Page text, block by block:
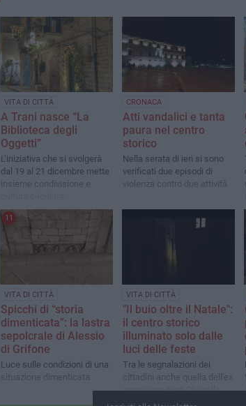
VITA DI CITTÀ
A Trani nasce “La
Biblioteca degli
Oggetti”
L’iniziativa che si svolgerà
dal 19 al 21 dicembre mette
insieme condivisione e
CRONACA
Atti vandalici e tanta
paura nel centro
storico
Nella serata di ieri si sono
verificati due episodi di
violenza contro due attività
11
VITA DI CITTÀ
Spicchi di “storia
dimenticata”: la lastra
sepolcrale di Alessio
di Grifone
Luce sulle condizioni di una
situazione dimenticata
VITA DI CITTÀ
"Il buio oltre il Natale":
il centro storico
illuminato solo dalle
luci delle feste
Tra le segnalazioni dei
cittadini anche quella dell'ex
assessore Pina Chiarello